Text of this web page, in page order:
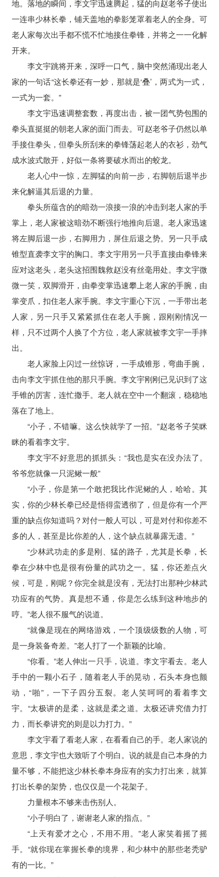
地。落地的瞬间，李文宇迅速腾起，猛的向赵老爷子使出
一连串少林长拳，铺天盖地的拳影笼罩着老人的全身。可
老人家每次出手都不慌不忙地接住拳锋，并将之一一化解
开来。
李文宇跳将开来，深呼一口气，脑中突然涌现出老人
家的一句话“这长拳还有一妙，那就是‘叠’，两式为一式，
一式为一套。”
李文宇迅速调整套数，再度出击，被一团气势包围的
拳头直挺挺的朝老人家的面门而去。可赵老爷子仍然以单
手接住拳头，但拳头所刮来的拳锋荡起老人的衣衫，劲气
成水波式散开，好似一条将要破水而出的蛟龙。
老人心中一惊，左脚猛的向前一步，右脚朝后退半步
来化解逼其后退的力量。
拳头所蕴含的的暗劲一浪接一浪的冲击到老人家的手
掌上，老人家被这暗劲不断强行地推向后退。老人家迅速
将左脚后退一步，右脚用力，屏住后退之势。另一只手成
锥型直袭李文宇的胸口。李文宇用另一只手直接由拳锋来
应对这老头，老头这招围魏救赵没有丝毫用处。李文宇微
微一笑，双脚滑开，由拳变掌迅速攀上老人家的手腕，由
掌变爪，扣住老人家手腕。李文宇重心下沉，一手带出老
人家，另一只手又紧紧抓住在老人手腕，跟刚刚情况一
样，只不过两个人换了个方位，老人家就被李文宇一手摔
出。
老人家脸上闪过一丝惊讶，一手成锥形，弯曲手腕，
击向李文宇抓住他的那只手腕。李文宇刚刚已见识到了这
手锥的厉害，连忙撒手。老人就在空中一个翻滚，稳稳地
落在了地上。
“小子，不错嘛。这么快就学了一招。”赵老爷子笑眯
眯的看着李文宇。
李文宇不好意思的抓抓头：“我也是实在没办法了。
爷爷您就像一只泥鳅一般”
“小子，你是第一个敢把我比作泥鳅的人，哈哈。其
实，你的少林长拳已经是悟得蛮透彻了，但是你有一个严
重的缺点你知道吗？对付一般人可以，可是对付和你差不
多的人，甚至是比你差的人，这个缺点就暴露无遗。”
“少林武功走的多是刚、猛的路子，尤其是长拳，长
拳在少林中也是很有份量的武功之一。猛，你还差点火
候，可是，刚呢？你完全就是没有，无法打出那种少林武
功应有的气势。真是想不通，你是怎么练到这种地步的
哼。”老人很不服气的说道。
“就像是现在的网络游戏，一个顶级级数的人物，可
是一身装备奇差。”老人打了一个新颖的比喻。
“你看。”老人伸出一只手，说道。李文宇看去。老人
手中的一颗小石子，随着老人手的晃动，石头本身也颤
动，“啪”，一下子四分五裂。老人笑呵呵的看着李文
宇。“太极讲的是柔，这就是柔之道。太极还讲究借力打
力，而长拳讲究的则是以力打力。”
李文宇看了看老人家，在看看自己的手。老人家说的
意思，李文宇也大致听了个明白。说的就是自己本身的力
量不够，不能把这少林长拳本身应有的实力打出来，就算
打出长拳的架势，也仅仅是一个花架子。
力量根本不够来击伤别人。
“小子明白了，谢谢老人家的指点。”
“上天有爱才之心，不用不用。”老人家笑着摇了摇
手。“就你现在掌握长拳的境界，和少林中的那些老秃驴
有的一比。”